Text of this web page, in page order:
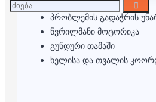
პრობლემის გადაჭრის
წვრილმანი მოტორიკა
გუნდური თამაში
ხელისა და თვალის